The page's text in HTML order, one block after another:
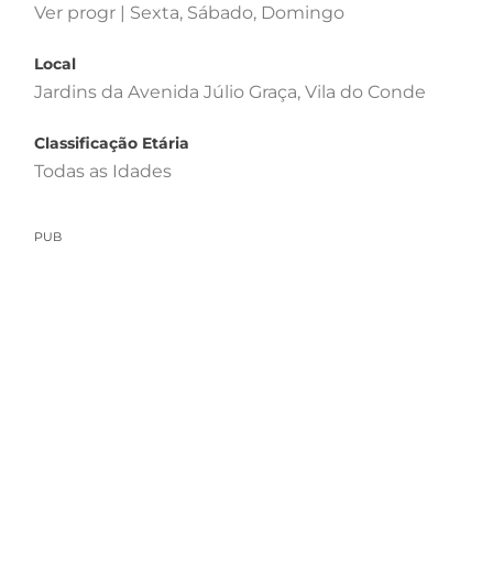
Ver progr | Sexta, Sábado, Domingo
Local
Jardins da Avenida Júlio Graça, Vila do Conde
Classificação Etária
Todas as Idades
PUB